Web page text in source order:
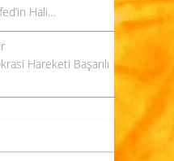
Hali…
Hareketi Başarılı